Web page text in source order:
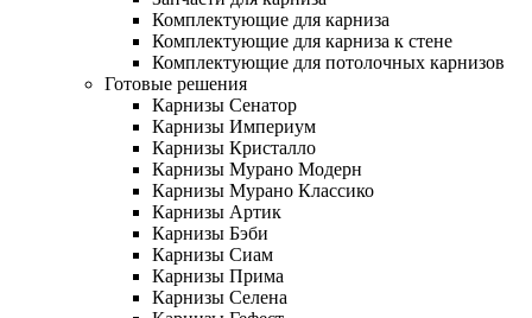
Комплектующие для карниза
Комплектующие для карниза к стене
Комплектующие для потолочных карнизов
Готовые решения
Карнизы Сенатор
Карнизы Империум
Карнизы Кристалло
Карнизы Мурано Модерн
Карнизы Мурано Классико
Карнизы Артик
Карнизы Бэби
Карнизы Сиам
Карнизы Прима
Карнизы Селена